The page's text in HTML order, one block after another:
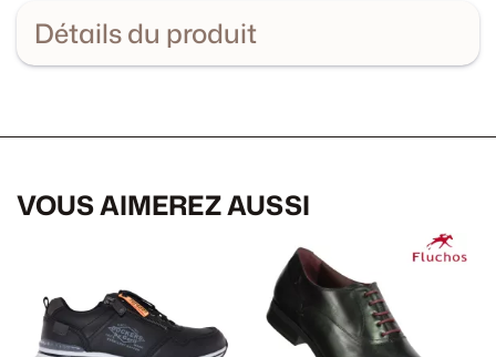
Détails du produit
VOUS AIMEREZ AUSSI